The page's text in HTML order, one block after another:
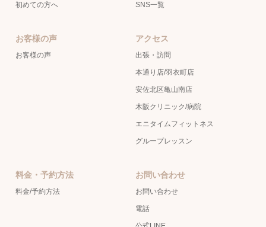
初めての方へ SNS一覧
お客様の声
お客様の声
アクセス
出張・訪問
本通り店/羽衣町店
安佐北区亀山南店
木阪クリニック/病院
エニタイムフィットネス
グループレッスン
料金・予約方法
料金/予約方法
お問い合わせ
お問い合わせ
電話